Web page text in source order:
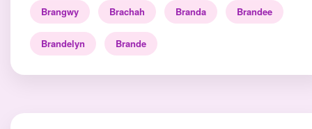
Brangwy Brachah Branda Brandee
Brandelyn Brande